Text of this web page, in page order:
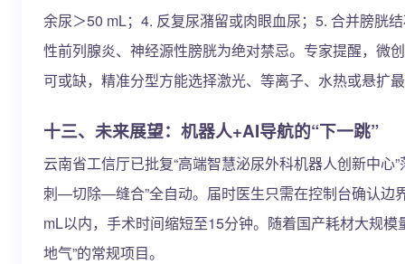
余尿＞50 mL；4. 反复尿潴留或肉眼血尿；5. 合并膀胱
性前列腺炎、神经源性膀胱为绝对禁忌。专家提醒，微
可或缺，精准分型方能选择激光、等离子、水热或悬扩
十三、未来展望：机器人+AI导航的“下一跳”
云南省工信厅已批复“高端智慧泌尿外科机器人创新中
刺—切除—缝合”全自动。届时医生只需在控制台确认边
mL以内，手术时间缩短至15分钟。随着国产耗材大规
地气”的常规项目。